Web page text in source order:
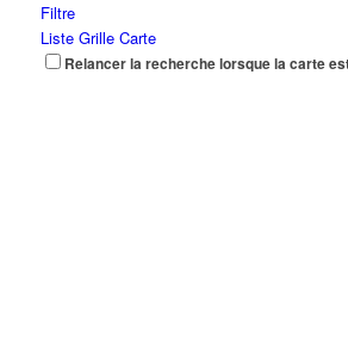
Filtre
Liste Grille Carte
Relancer la recherche lorsque la carte